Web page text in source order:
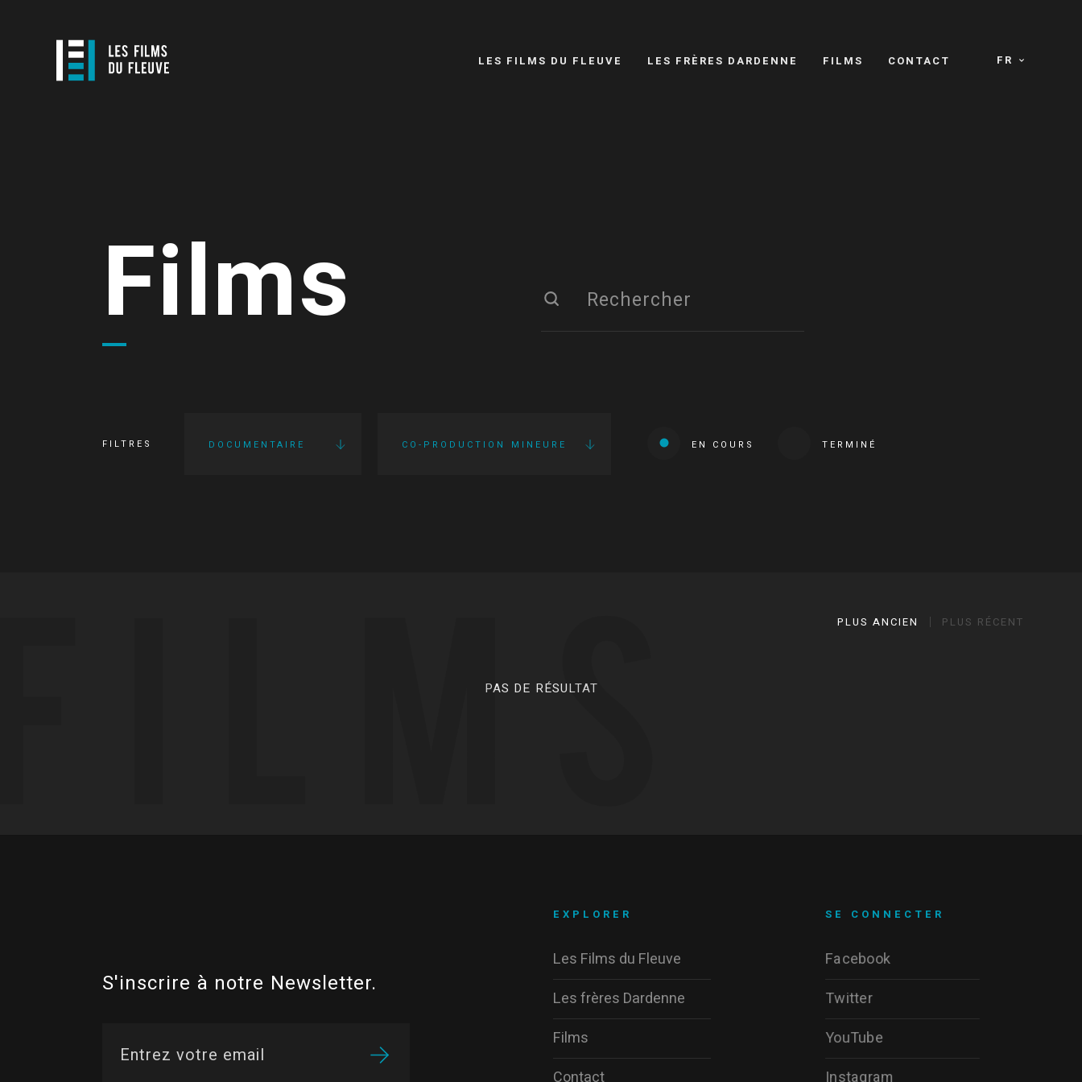
FR
LES FILMS DU FLEUVE LES FRÈRES DARDENNE FILMS CONTACT
Films
FILTRES DOCUMENTAIRE CO-PRODUCTION MINEURE EN COURS TERMINÉ
PLUS ANCIEN PLUS RÉCENT
PAS DE RÉSULTAT
S'inscrire à notre Newsletter.
SE CONNECTER
Facebook
Twitter
YouTube
Instagram
EXPLORER
Les Films du Fleuve
Les frères Dardenne
Films
Contact